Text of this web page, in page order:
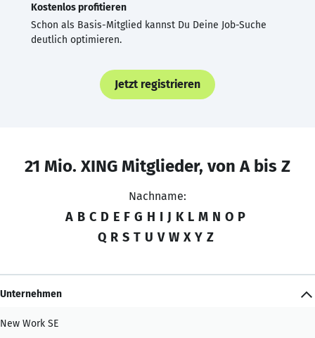
Kostenlos profitieren
Schon als Basis-Mitglied kannst Du Deine Job-Suche
deutlich optimieren.
Jetzt registrieren
21 Mio. XING Mitglieder, von A bis Z
Nachname:
A B C D E F G H I J K L M N O P
Q R S T U V W X Y Z
Unternehmen
New Work SE